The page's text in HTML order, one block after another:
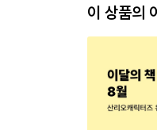
이 상품의